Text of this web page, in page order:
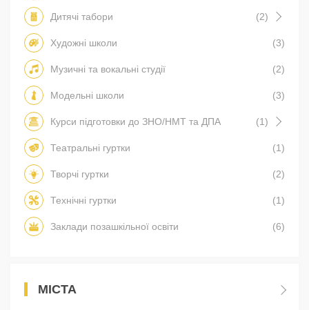
Дитячі табори (2)
Художні школи (3)
Музичні та вокальні студії (2)
Модельні школи (3)
Курси підготовки до ЗНО/НМТ та ДПА (1)
Театральні гуртки (1)
Творчі гуртки (2)
Технічні гуртки (1)
Заклади позашкільної освіти (6)
МІСТА